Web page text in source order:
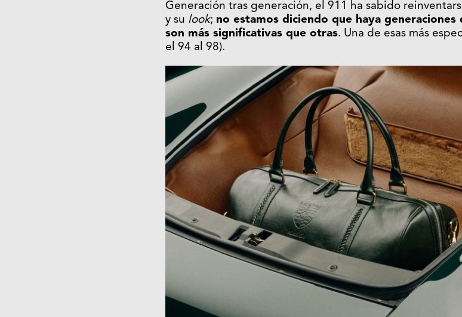
Generación tras generación, el 911 ha sabido
y su look; no estamos diciendo que haya
son más significativas que otras. Una de esas más
el 94 al 98).